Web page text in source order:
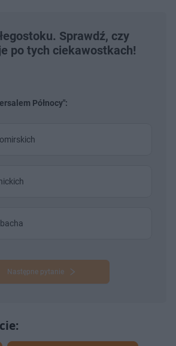
Sprawdź, czy
po tych ciekawostkach!
Północy":
Następne pytanie